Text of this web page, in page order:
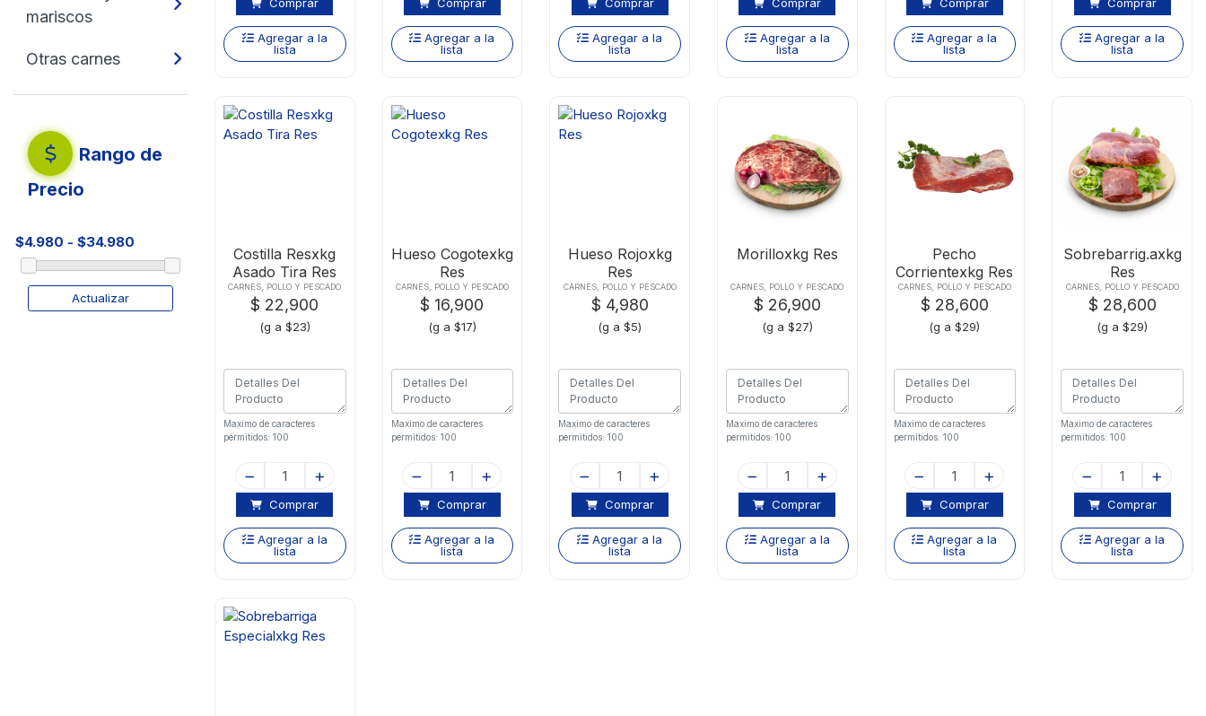
mariscos
Otras carnes
Rango de
Precio
Actualizar
Agregar a la
lista
Agregar a la
lista
Agregar a la
lista
Agregar a la
lista
Agregar a la
lista
Agregar a la
lista
Costilla Resxkg
Asado Tira Res
CARNES, POLLO Y PESCADO
$ 22,900
(g a $23)
Maximo de caracteres
permitidos: 100
Comprar
Agregar a la
lista
Hueso Cogotexkg
Res
CARNES, POLLO Y PESCADO
$ 16,900
(g a $17)
Maximo de caracteres
permitidos: 100
Comprar
Agregar a la
lista
Hueso Rojoxkg
Res
CARNES, POLLO Y PESCADO
$ 4,980
(g a $5)
Maximo de caracteres
permitidos: 100
Comprar
Agregar a la
lista
Morilloxkg Res
CARNES, POLLO Y PESCADO
$ 26,900
(g a $27)
Maximo de caracteres
permitidos: 100
Comprar
Agregar a la
lista
Pecho
Corrientexkg Res
CARNES, POLLO Y PESCADO
$ 28,600
(g a $29)
Maximo de caracteres
permitidos: 100
Comprar
Agregar a la
lista
Sobrebarrig.axkg
Res
CARNES, POLLO Y PESCADO
$ 28,600
(g a $29)
Maximo de caracteres
permitidos: 100
Comprar
Agregar a la
lista